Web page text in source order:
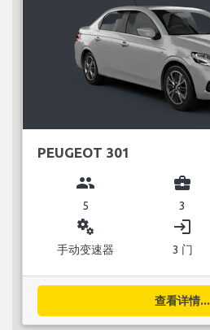
PEUGEOT 301
group
5
business_center
3
miscellaneous_services
手动变速器
login
3 门
查看详情...